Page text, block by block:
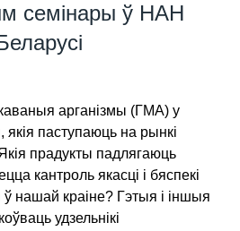
семінары ў НАН
арганізмы (ГМА) у
якія паступаюць на рынкі
прадукты падлягаюць
кантроль якасці і бяспекі
нашай краіне? Гэтыя і іншыя
удзельнікі